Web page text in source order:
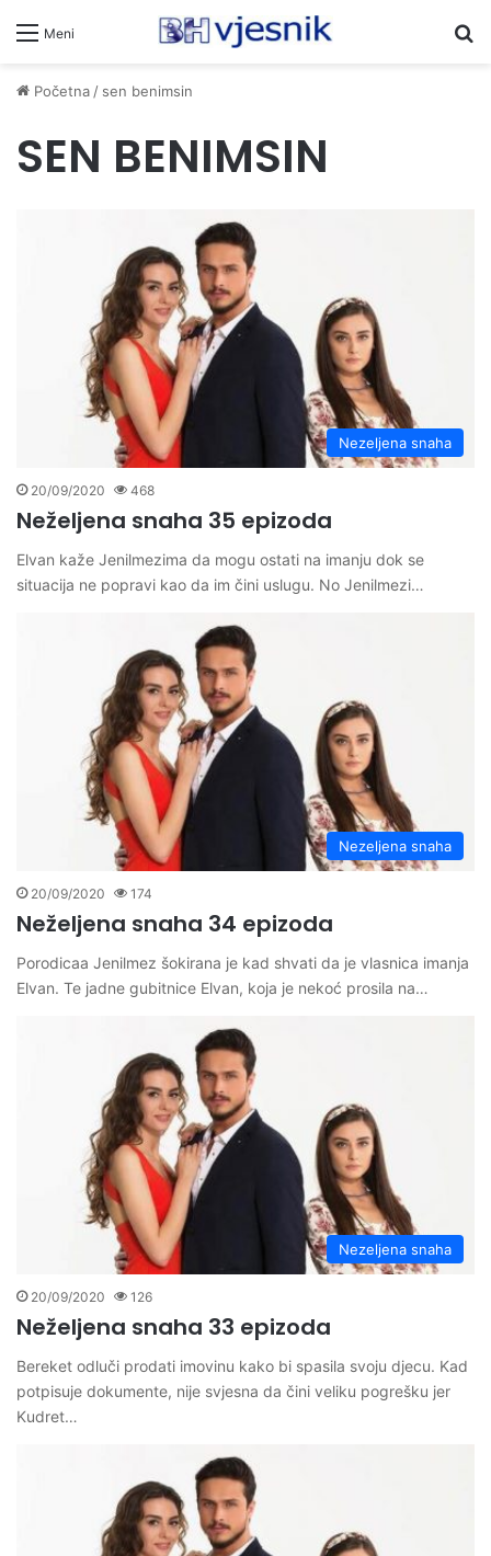
Meni
Početna/ sen benimsin
SEN BENIMSIN
Nezeljena snaha
20/09/2020 468
Neželjena snaha 35 epizoda
Elvan kaže Jenilmezima da mogu ostati na imanju dok se
situacija ne popravi kao da im čini uslugu. No Jenilmezi…
Nezeljena snaha
20/09/2020 174
Neželjena snaha 34 epizoda
Porodicaa Jenilmez šokirana je kad shvati da je vlasnica imanja
Elvan. Te jadne gubitnice Elvan, koja je nekoć prosila na…
Nezeljena snaha
20/09/2020 126
Neželjena snaha 33 epizoda
Bereket odluči prodati imovinu kako bi spasila svoju djecu. Kad
potpisuje dokumente, nije svjesna da čini veliku pogrešku jer
Kudret…